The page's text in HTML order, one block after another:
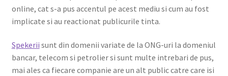
online, cat s-a pus accentul pe acest mediu si cum au fost
implicate si au reactionat publicurile tinta.
Spekerii sunt din domenii variate de la ONG-uri la domeniul
bancar, telecom si petrolier si sunt multe intrebari de pus,
mai ales ca fiecare companie are un alt public catre care isi